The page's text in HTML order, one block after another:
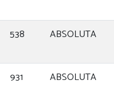
538 ABSOLUTA
931 ABSOLUTA